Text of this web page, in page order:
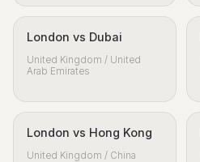
London vs Dubai
United Kingdom / United
Arab Emirates
London vs Hong Kong
United Kingdom / China